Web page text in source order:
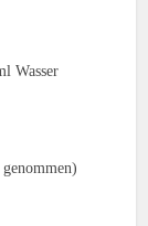
Wasser